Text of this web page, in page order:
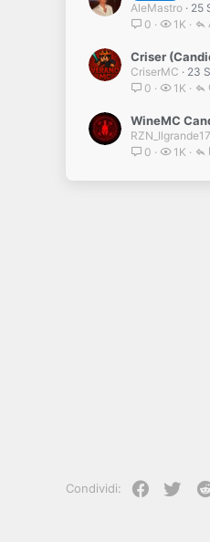
AleMastro 25
0
1K
Criser
CriserMC 23
0
1K
WineMC
0
1K
Condividi: Facebook